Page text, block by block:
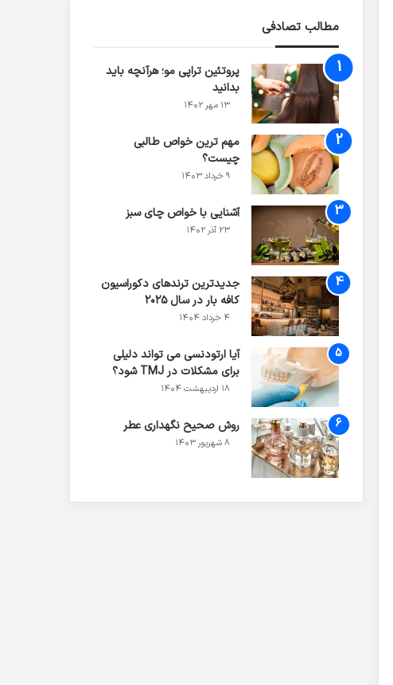
مطالب تصادفی
پروتئین تراپی مو؛ هرآنچه باید
بدانید
۱۳ مهر ۱۴۰۲
مهم ترین خواص طالبی
چیست؟
۹ خرداد ۱۴۰۳
آشنایی با خواص چای سبز
۲۳ آذر ۱۴۰۲
جدیدترین ترندهای دکوراسیون
کافه بار در سال ۲۰۲۵
۴ خرداد ۱۴۰۴
آیا ارتودنسی می تواند دلیلی
برای مشکلات در TMJ شود؟
۱۸ اردیبهشت ۱۴۰۴
روش صحیح نگهداری عطر
۸ شهریور ۱۴۰۳